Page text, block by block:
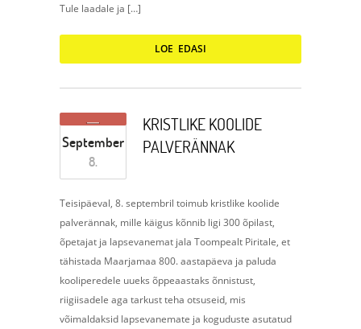
Tule laadale ja […]
LOE EDASI
September
8.
KRISTLIKE KOOLIDE
PALVERÄNNAK
Teisipäeval, 8. septembril toimub kristlike koolide
palverännak, mille käigus kõnnib ligi 300 õpilast,
õpetajat ja lapsevanemat jala Toompealt Piritale, et
tähistada Maarjamaa 800. aastapäeva ja paluda
kooliperedele uueks õppeaastaks õnnistust,
riigiisadele aga tarkust teha otsuseid, mis
võimaldaksid lapsevanemate ja koguduste asutatud